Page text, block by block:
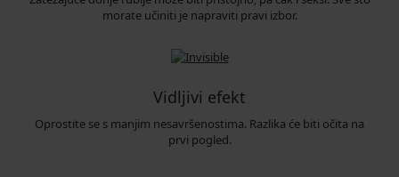
morate učiniti je napraviti pravi izbor.
Vidljivi efekt
Oprostite se s manjim nesavršenostima. Razlika će biti očita na
prvi pogled.